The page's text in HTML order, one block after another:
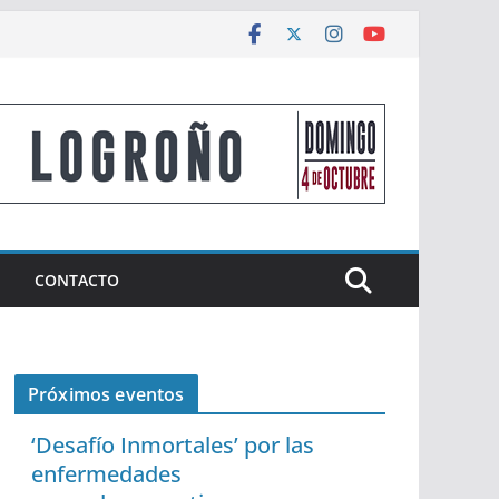
CONTACTO
Próximos eventos
‘Desafío Inmortales’ por las
enfermedades